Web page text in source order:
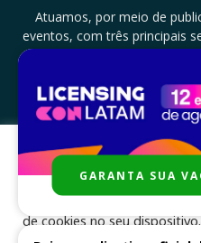
Atuamos, por meio de
eventos, com três principais
licenciamento e zero a
documentar, proporcionar
CONTATO:
Para melhor experiência e
cookies, de acordo com a
clicar em “aceito”, você
de cookies no seu dispositivo.
GARANTA SUA